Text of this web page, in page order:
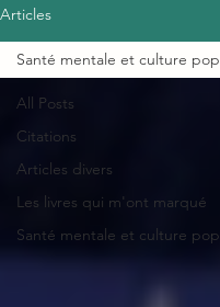
Articles
All Posts
Citations
Articles divers
Les livres qui m'ont marqué
Santé mentale et culture pop
Santé mentale et culture pop